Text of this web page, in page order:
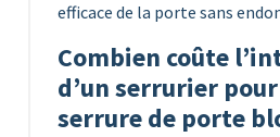
efficace de la porte sans
Combien coûte
d’un serrurier
serrure de porte